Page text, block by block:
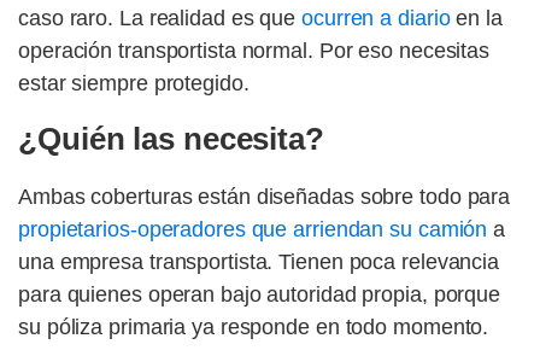
caso raro. La realidad es que ocurren a diarioen la
operación transportista normal. Por eso necesitas
estar siempre protegido.
¿Quién las necesita?
Ambas coberturas están diseñadas sobre todo para
propietarios-operadores que arriendan su camión a
una empresa transportista. Tienen poca relevancia
para quienes operan bajo autoridad propia, porque
su póliza primaria ya responde en todo momento.